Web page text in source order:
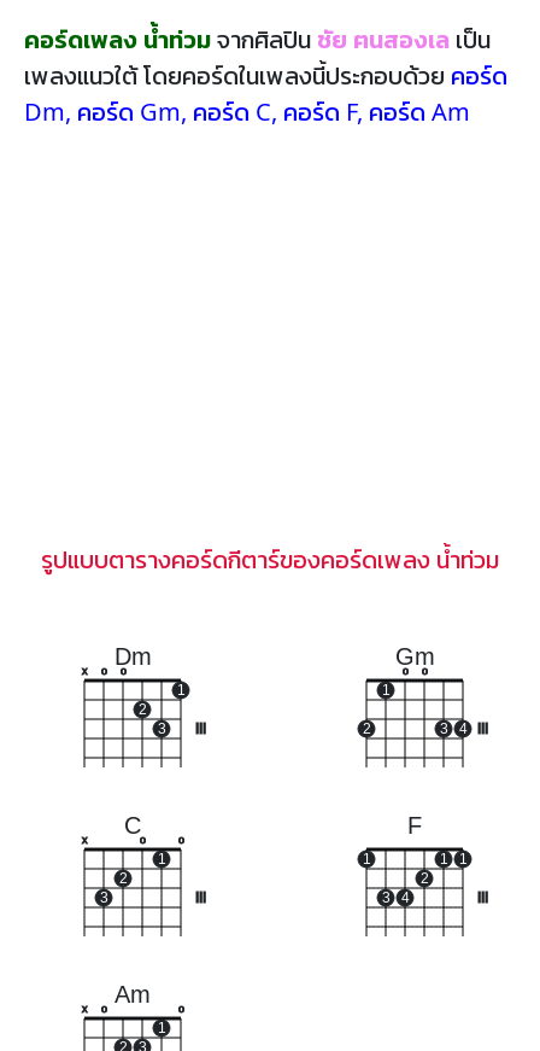
คอร์ดเพลง น้ำท่วมจากศิลปิน ชัย ฅนสองเล เป็น
เพลงแนวใต้ โดยคอร์ดในเพลงนี้ประกอบด้วย คอร์ด
Dm, คอร์ด Gm, คอร์ด C, คอร์ด F, คอร์ด Am
รูปแบบตารางคอร์ดกีตาร์ของคอร์ดเพลง น้ำท่วม
Dm
x o o
2
3
1
Gm
2
1
o o
3 4
C
x
3
2
o
1
o
F
1
3 4
2
1 1
Am
x o
2 3
1
o